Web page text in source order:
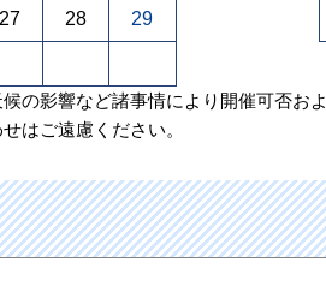
27 28 29
の影響など諸事情により開催可否お
はご遠慮ください。